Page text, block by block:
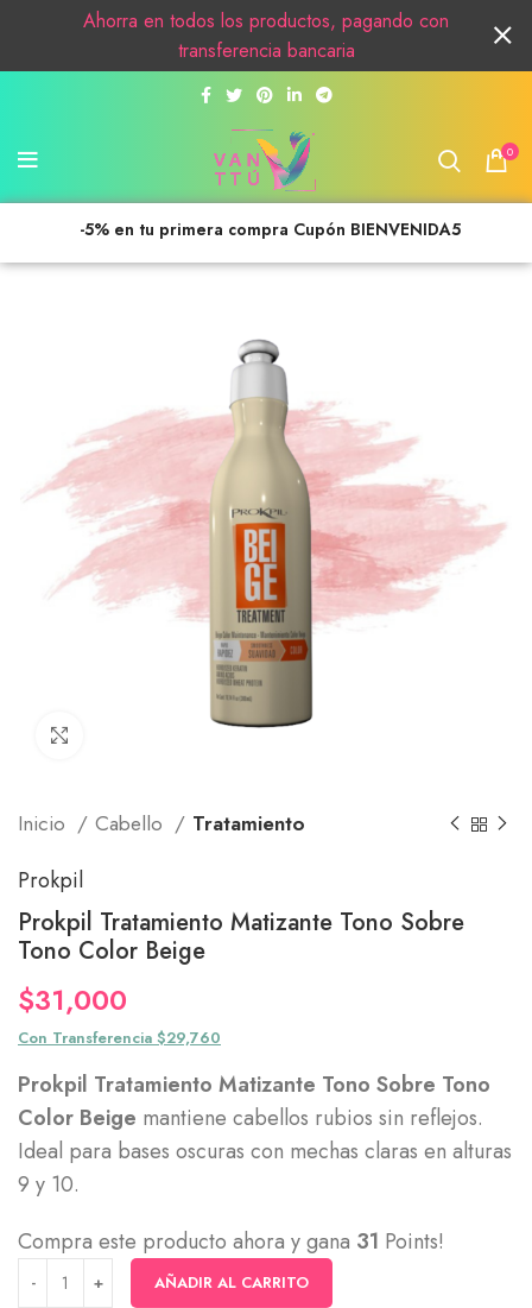
0
-5% en tu primera compra Cupón BIENVENIDA5
Inicio Cabello Tratamiento
Prokpil
Prokpil Tratamiento Matizante Tono Sobre
Tono Color Beige
$31,000
Con Transferencia $29,760
Prokpil Tratamiento Matizante Tono Sobre Tono
Color Beige mantiene cabellos rubios sin reflejos.
Ideal para bases oscuras con mechas claras en alturas
9 y 10.
Compra este producto ahora y gana 31 Points!
AÑADIR AL CARRITO
Ahorra en todos los productos, pagando con
transferencia bancaria